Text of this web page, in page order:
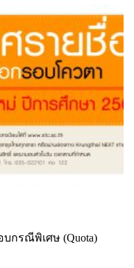
กรณีพิเศษ (Quota)